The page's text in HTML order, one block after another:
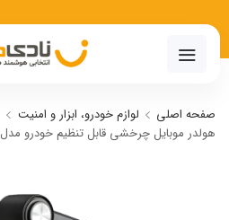
صفحه اصلی لوازم خودرو، ابزار و امنیت
هولدر موبایل چرخشی قابل تنظیم خودرو مدل Popup